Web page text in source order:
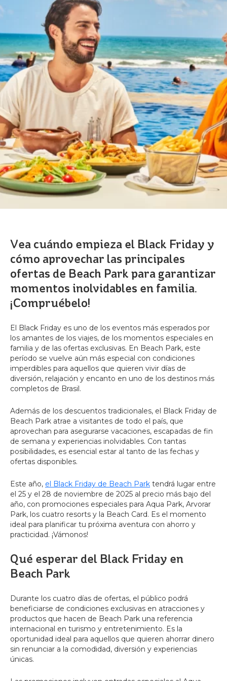
RESORT
Vea cuándo empieza el Black Friday y
cómo aprovechar las principales
ofertas de Beach Park para garantizar
momentos inolvidables en familia.
¡Compruébelo!
El Black Friday es uno de los eventos más esperados por
los amantes de los viajes, de los momentos especiales en
familia y de las ofertas exclusivas. En Beach Park, este
período se vuelve aún más especial con condiciones
imperdibles para aquellos que quieren vivir días de
diversión, relajación y encanto en uno de los destinos más
completos de Brasil.
Además de los descuentos tradicionales, el Black Friday de
Beach Park atrae a visitantes de todo el país, que
aprovechan para asegurarse vacaciones, escapadas de fin
de semana y experiencias inolvidables. Con tantas
posibilidades, es esencial estar al tanto de las fechas y
ofertas disponibles.
Este año, el Black Friday de Beach Park tendrá lugar entre
el 25 y el 28 de noviembre de 2025 al precio más bajo del
año, con promociones especiales para Aqua Park, Arvorar
Park, los cuatro resorts y la Beach Card. Es el momento
ideal para planificar tu próxima aventura con ahorro y
practicidad. ¡Vámonos!
Qué esperar del Black Friday en
Beach Park
Durante los cuatro días de ofertas, el público podrá
beneficiarse de condiciones exclusivas en atracciones y
productos que hacen de Beach Park una referencia
internacional en turismo y entretenimiento. Es la
oportunidad ideal para aquellos que quieren ahorrar dinero
sin renunciar a la comodidad, diversión y experiencias
únicas.